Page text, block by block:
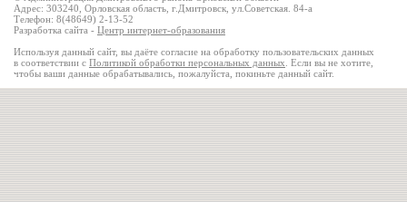
Адрес: 303240, Орловская область, г.Дмитровск, ул.Советская. 84-а
Телефон: 8(48649) 2-13-52
Разработка сайта - Центр интернет-образования
Используя данный сайт, вы даёте согласие на обработку пользовательских данных
в соответствии с Политикой обработки персональных данных . Если вы не хотите,
чтобы ваши данные обрабатывались, пожалуйста, покиньте данный сайт.